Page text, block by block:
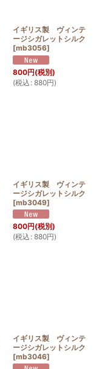
イギリス製 ヴィンテ
ージシガレットシルク
[mb3056]
800円(税別)
(税込 : 880円)
イギリス製 ヴィンテ
ージシガレットシルク
[mb3049]
800円(税別)
(税込 : 880円)
イギリス製 ヴィンテ
ージシガレットシルク
[mb3046]